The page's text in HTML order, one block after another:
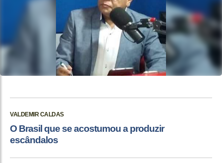
VALDEMIR CALDAS
O Brasil que se acostumou a produzir
escândalos